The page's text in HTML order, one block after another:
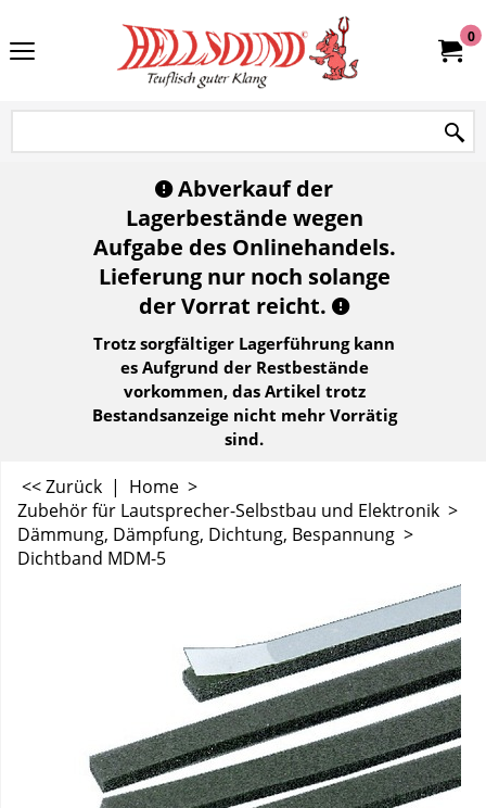
0
Abverkauf der
Lagerbestände wegen
Aufgabe des Onlinehandels.
Lieferung nur noch solange
der Vorrat reicht.
Trotz sorgfältiger Lagerführung kann
es Aufgrund der Restbestände
vorkommen, das Artikel trotz
Bestandsanzeige nicht mehr Vorrätig
sind.
<< Zurück | Home >
Zubehör für Lautsprecher-Selbstbau und Elektronik >
Dämmung, Dämpfung, Dichtung, Bespannung >
Dichtband MDM-5